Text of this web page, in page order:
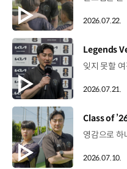
2026.07.22.
[동영상]
2026.07.21.
[동영상]
2026.07.10.